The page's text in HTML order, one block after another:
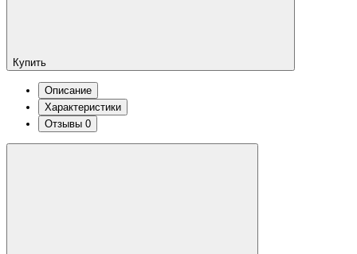
Купить
Описание
Характеристики
Отзывы 0